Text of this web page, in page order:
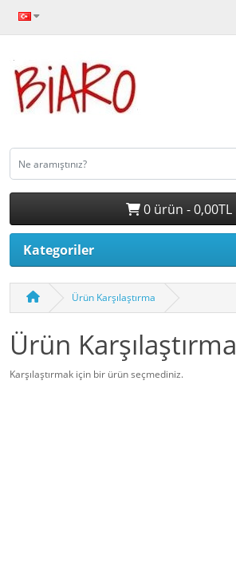
0 ürün - 0,00TL
Kategoriler
Ürün Karşılaştırma
Ürün Karşılaştırma
Karşılaştırmak için bir ürün seçmediniz.